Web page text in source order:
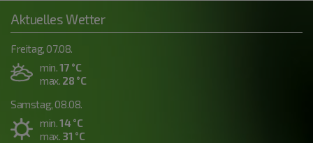
Aktuelles Wetter
Freitag, 07.08.
min.17 °C
max. 28 °C
Samstag, 08.08.
min.14 °C
max. 31 °C